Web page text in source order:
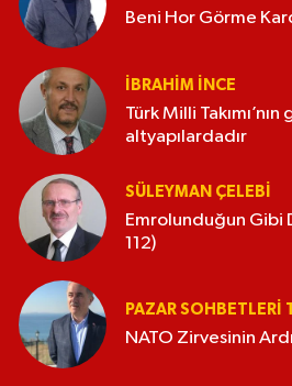
Beni Hor Görme
İBRAHIM İNCE
Türk Milli
altyapılardadır
SÜLEYMAN ÇELEBI
Emrolunduğun Gibi
112)
PAZAR SOHBETLERI
NATO Zirvesinin